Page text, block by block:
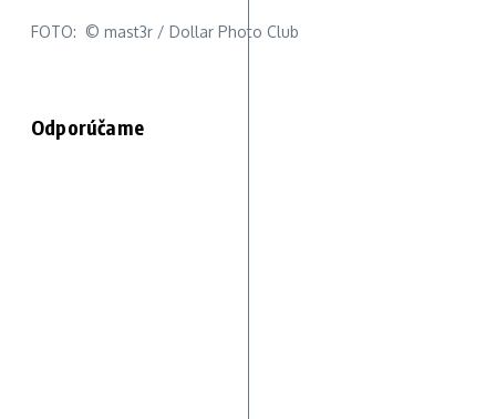
FOTO: © mast3r / Dollar Photo Club
Odporúčame